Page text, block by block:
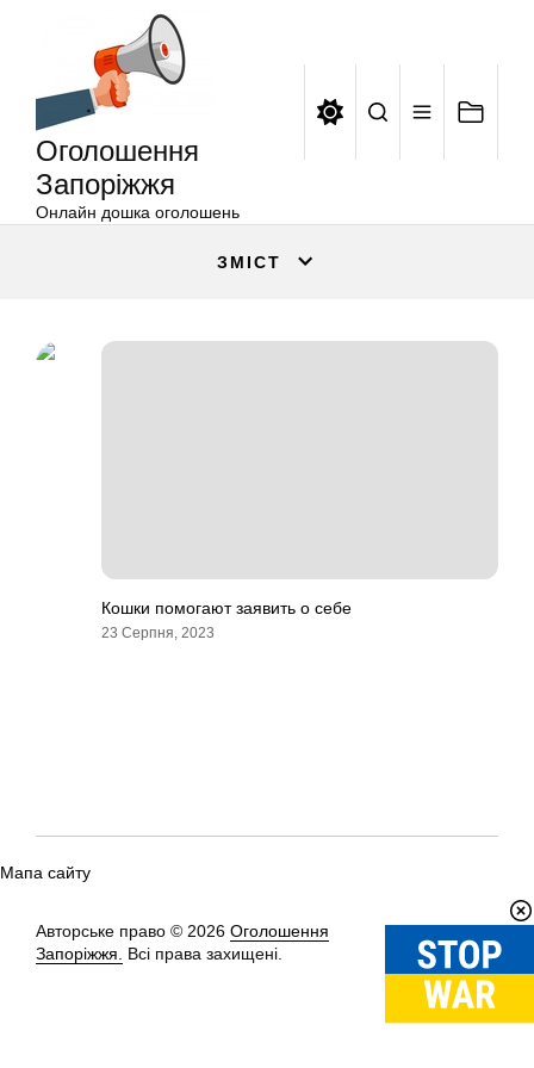
Оголошення
Запоріжжя
Онлайн дошка оголошень
ЗМІСТ
Кошки помогают заявить о себе
23 Серпня, 2023
Мапа сайту
Авторське право © 2026 Оголошення
Запоріжжя.
Всі права захищені.
Вгору↑